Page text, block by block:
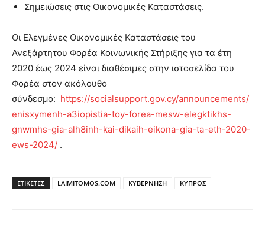
Σημειώσεις στις Οικονομικές Καταστάσεις.
Οι Ελεγμένες Οικονομικές Καταστάσεις του
Ανεξάρτητου Φορέα Κοινωνικής Στήριξης για τα έτη
2020 έως 2024 είναι διαθέσιμες στην ιστοσελίδα του
Φορέα στον ακόλουθο
σύνδεσμο: https://socialsupport.gov.cy/announcements/
enisxymenh-a3iopistia-toy-forea-mesw-elegktikhs-
gnwmhs-gia-alh8inh-kai-dikaih-eikona-gia-ta-eth-2020-
ews-2024/ .
ΕΤΙΚΕΤΕΣ LAIMITOMOS.COM ΚΥΒΕΡΝΗΣΗ ΚΥΠΡΟΣ